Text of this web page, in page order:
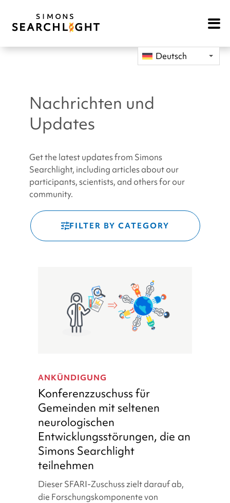
Open
Deutsch
Nachrichten und
Updates
Get the latest updates from Simons
Searchlight, including articles about our
participants, scientists, and others for our
community.
FILTER BY CATEGORY
Gemeinden
mit
seltenen
neurologischen
Entwicklungsstörungen,
die
an
Simons
Searchlight
teilnehmen
ANKÜNDIGUNG
Konferenzzuschuss für
Gemeinden mit seltenen
neurologischen
Entwicklungsstörungen, die an
Simons Searchlight
teilnehmen
Dieser SFARI-Zuschuss zielt darauf ab,
die Forschungskomponente von